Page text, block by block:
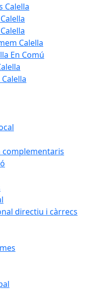
Calella
Calella
En Comú
complementaris
directiu i càrrecs